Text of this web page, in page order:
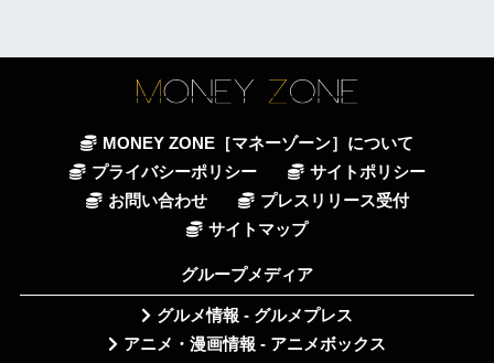
MONEY ZONE［マネーゾーン］について
プライバシーポリシー
サイトポリシー
お問い合わせ
プレスリリース受付
サイトマップ
グループメディア
グルメ情報 - グルメプレス
アニメ・漫画情報 - アニメボックス